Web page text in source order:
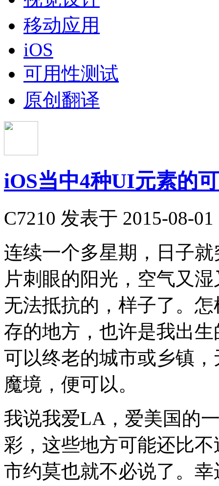
移动应用
iOS
可用性测试
原创翻译
iOS当中4种UI元素的
C7210 发表于 2015-08-01
连续一个多星期，日子
片刺眼的阳光，空气又
无法抵抗的，样子了。
存的地方，也许是我出
可以终老的城市或乡镇
魔境，便可以。
我说我爱LA，爱美国的
彩，这些地方可能还比
市约莫也就不必说了。